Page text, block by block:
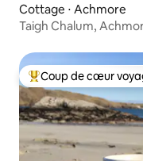
Cottage ⋅ Achmore
Taigh Chalum,
Coups de cœur
Coup de cœur